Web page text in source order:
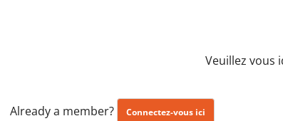
Veuillez vous
Already a member? Connectez-vous ici